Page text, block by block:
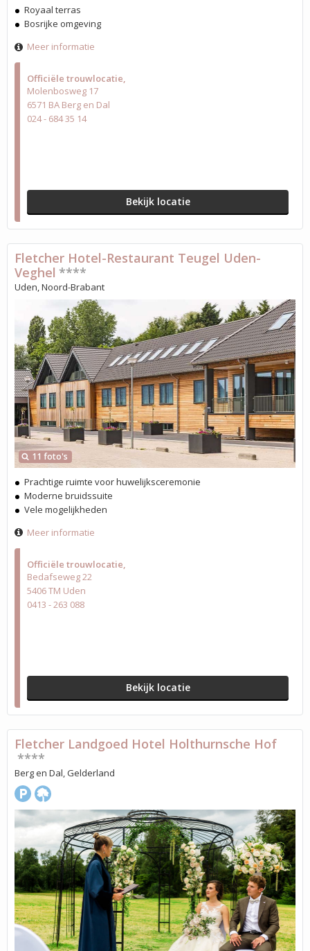
Officiële trouwlocatie
Molenbosweg 17
6571 BA Berg en Dal
024 - 684 35 14
Bekijk locatie
Royaal terras
Bosrijke omgeving
Meer informatie
Officiële trouwlocatie
Bedafseweg 22
5406 TM Uden
0413 - 263 088
Bekijk locatie
11 foto's
Fletcher Hotel-Restaurant Teugel Uden-
Veghel ****
Uden, Noord-Brabant
Prachtige ruimte voor huwelijksceremonie
Moderne bruidssuite
Vele mogelijkheden
Meer informatie
Fletcher Landgoed Hotel Holthurnsche Hof
****
Berg en Dal, Gelderland